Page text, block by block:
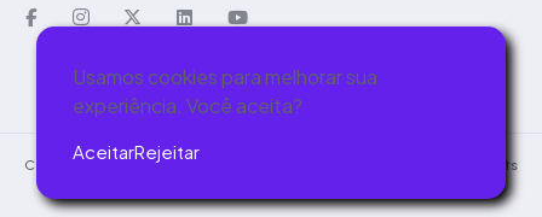
Usamos cookies para melhorar sua
experiência. Você aceita?
AceitarRejeitar
Copyright © 2026 - Iceberg Security Ltda - 40.041.641/0001-09 - All Rights